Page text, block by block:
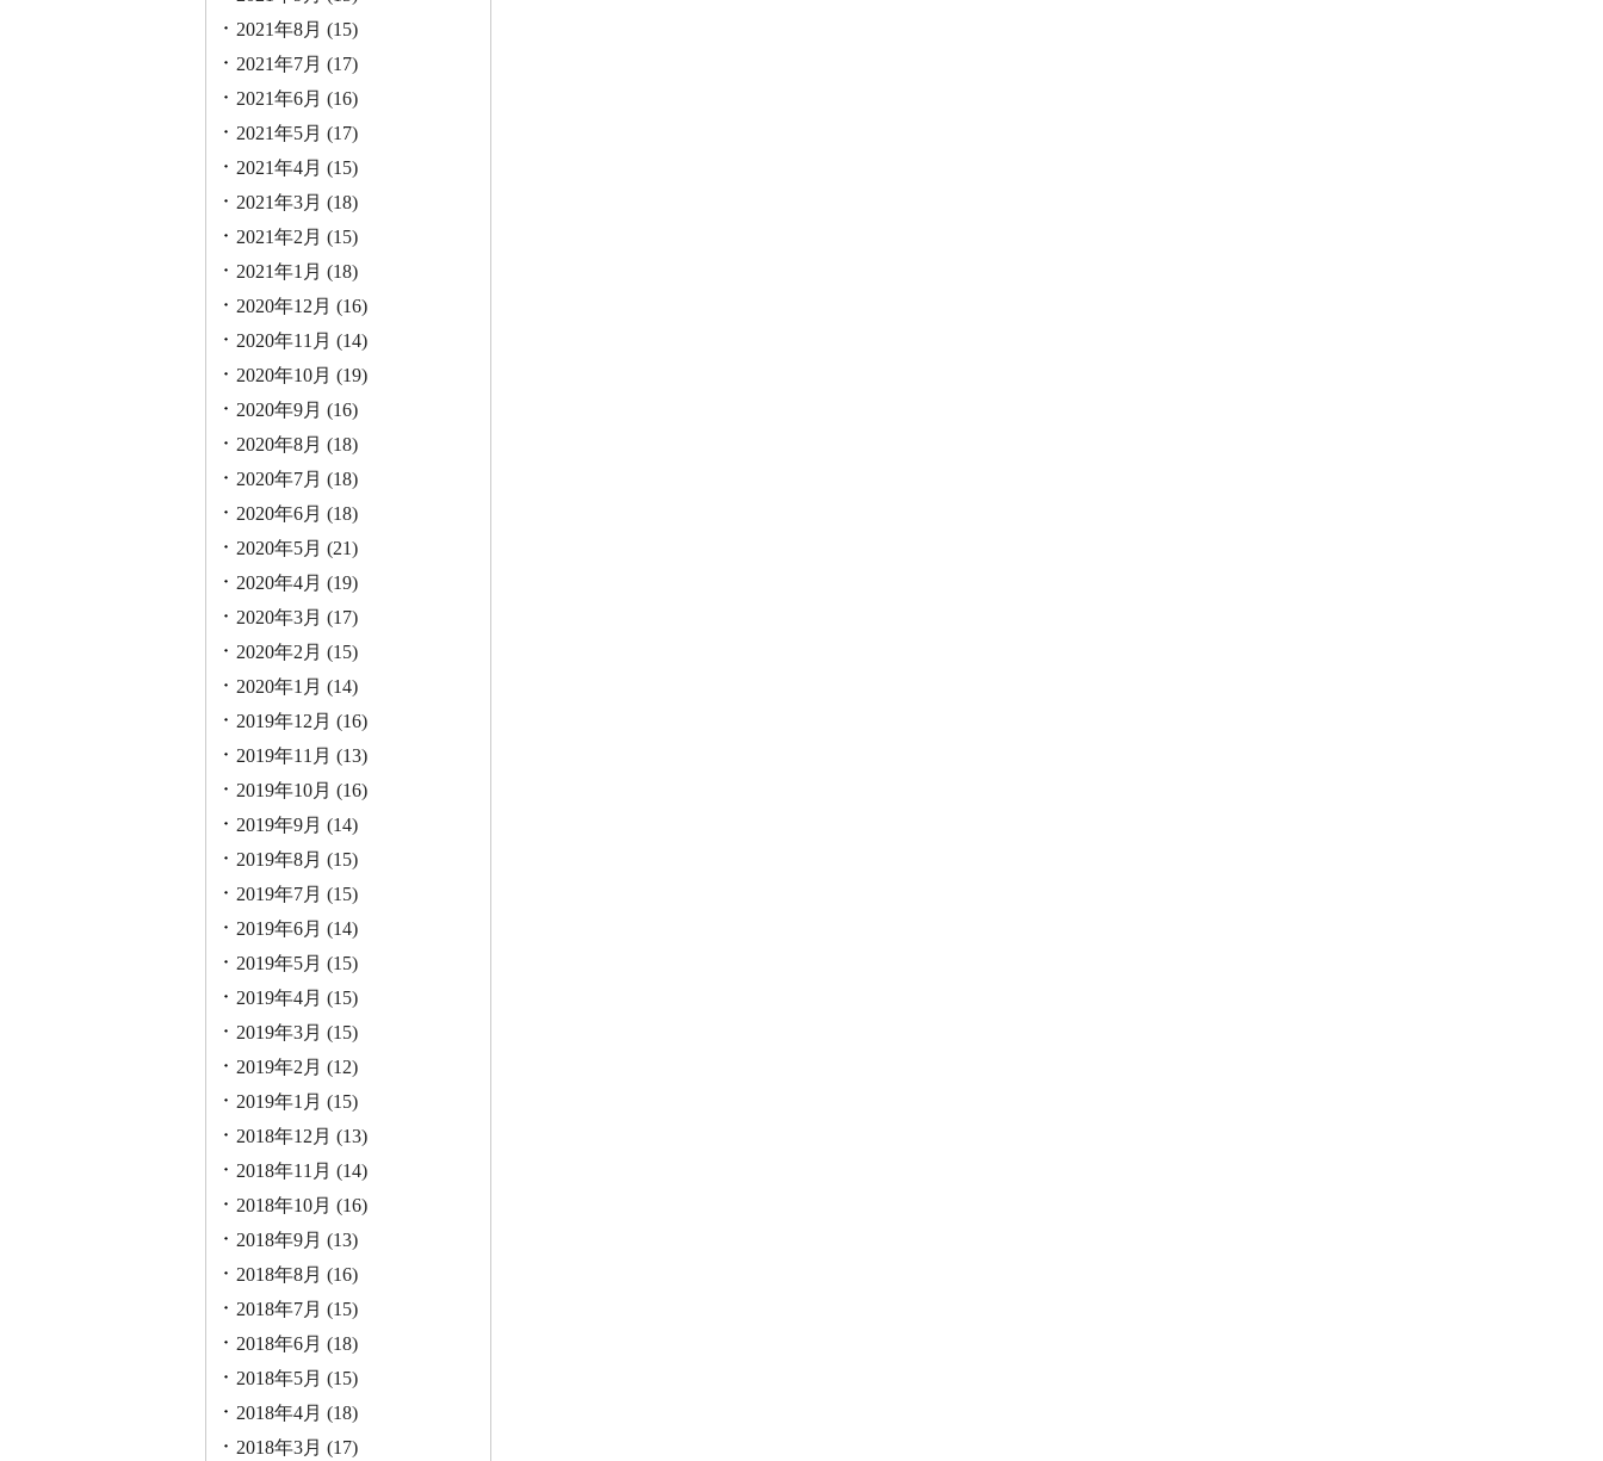
2021年8月 (15)
2021年7月 (17)
2021年6月 (16)
2021年5月 (17)
2021年4月 (15)
2021年3月 (18)
2021年2月 (15)
2021年1月 (18)
2020年12月 (16)
2020年11月 (14)
2020年10月 (19)
2020年9月 (16)
2020年8月 (18)
2020年7月 (18)
2020年6月 (18)
2020年5月 (21)
2020年4月 (19)
2020年3月 (17)
2020年2月 (15)
2020年1月 (14)
2019年12月 (16)
2019年11月 (13)
2019年10月 (16)
2019年9月 (14)
2019年8月 (15)
2019年7月 (15)
2019年6月 (14)
2019年5月 (15)
2019年4月 (15)
2019年3月 (15)
2019年2月 (12)
2019年1月 (15)
2018年12月 (13)
2018年11月 (14)
2018年10月 (16)
2018年9月 (13)
2018年8月 (16)
2018年7月 (15)
2018年6月 (18)
2018年5月 (15)
2018年4月 (18)
2018年3月 (17)